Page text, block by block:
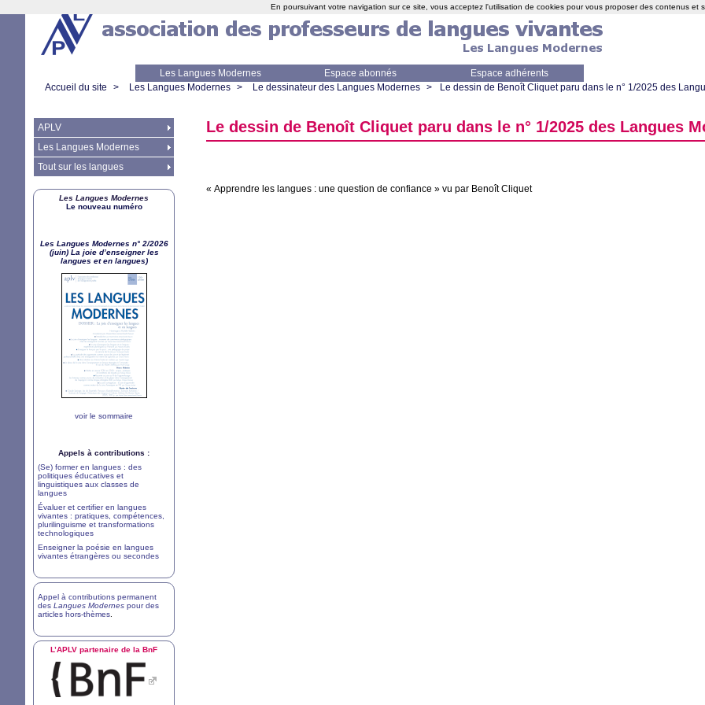
Les Langues Modernes Espace abonnés
Espace adhérents
Accueil du site > Les Langues Modernes > Le dessinateur des Langues Modernes > Le dessin de Benoît Cliquet paru dans le n° 1/2025 des
Le dessin de Benoît Cliquet paru dans le n° 1/2025 des Langues
« Apprendre les langues : une question de confiance » vu par Benoît Cliquet
APLV
Les Langues Modernes
Tout sur les langues
Les Langues Modernes
Le nouveau numéro
Les Langues Modernes n° 2/2026
(juin) La joie d’enseigner les
langues et en langues)
voir le sommaire
Appels à contributions :
(Se) former en langues : des
politiques éducatives et
linguistiques aux classes de
langues
Évaluer et certifier en langues
vivantes : pratiques, compétences,
plurilinguisme et transformations
technologiques
Enseigner la poésie en langues
vivantes étrangères ou secondes
Appel à contributions permanent
des Langues Modernes pour des
articles hors-thèmes
L’APLV partenaire de la BnF
En poursuivant votre navigation sur ce site, vous acceptez l'utilisation de cookies pour vous proposer des contenus et